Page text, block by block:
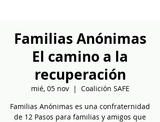
Familias Anónimas
El camino a la
recuperación
mié, 05 nov
  |
Coalición SAFE
Familias Anónimas es una confraternidad
de 12 Pasos para familias y amigos que